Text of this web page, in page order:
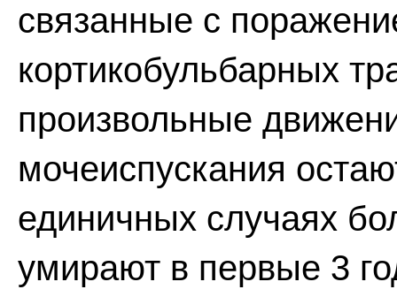
связанные с
кортикобульбарных
произвольные
мочеиспускания
единичных случаях
умирают в первые 3